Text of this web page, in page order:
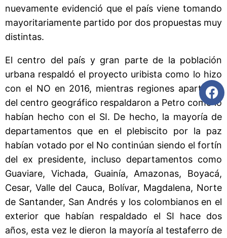
nuevamente evidenció que el país viene tomando
mayoritariamente partido por dos propuestas muy
distintas.
El centro del país y gran parte de la población
urbana respaldó el proyecto uribista como lo hizo
con el NO en 2016, mientras regiones apartadas
del centro geográfico respaldaron a Petro como lo
habían hecho con el SI. De hecho, la mayoría de
departamentos que en el plebiscito por la paz
habían votado por el No continúan siendo el fortín
del ex presidente, incluso departamentos como
Guaviare, Vichada, Guainía, Amazonas, Boyacá,
Cesar, Valle del Cauca, Bolívar, Magdalena, Norte
de Santander, San Andrés y los colombianos en el
exterior que habían respaldado el SI hace dos
años, esta vez le dieron la mayoría al testaferro de